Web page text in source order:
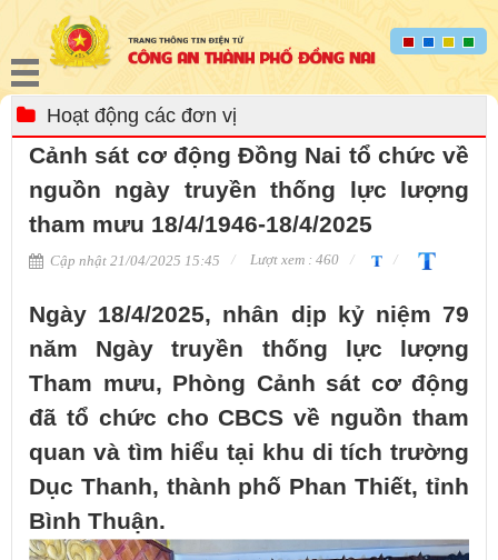
Hoạt động các đơn vị
Cảnh sát cơ động Đồng Nai tổ chức về
nguồn ngày truyền thống lực lượng
tham mưu 18/4/1946-18/4/2025
Cập nhật 21/04/2025 15:45 Lượt xem : 460
Ngày 18/4/2025, nhân dịp kỷ niệm 79
năm Ngày truyền thống lực lượng
Tham mưu, Phòng Cảnh sát cơ động
đã tổ chức cho CBCS về nguồn tham
quan và tìm hiểu tại khu di tích trường
Dục Thanh, thành phố Phan Thiết, tỉnh
Bình Thuận.